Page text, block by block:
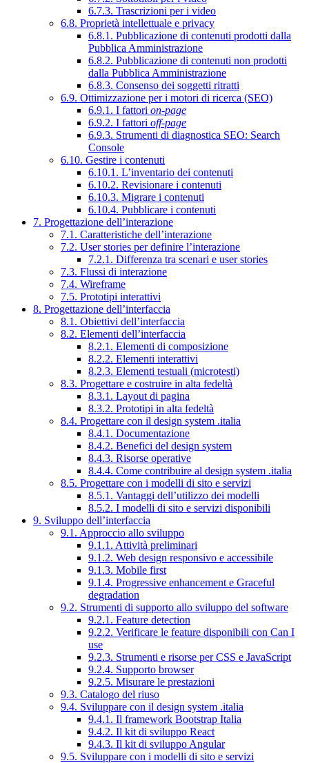
6.7.3. Trascrizioni per i video
6.8. Proprietà intellettuale e privacy
6.8.1. Pubblicazione di contenuti prodotti dalla
Pubblica Amministrazione
6.8.2. Pubblicazione di contenuti non prodotti
dalla Pubblica Amministrazione
6.8.3. Consenso dei soggetti ritratti
6.9. Ottimizzazione per i motori di ricerca (SEO)
6.9.1. I fattori on-page
6.9.2. I fattori off-page
6.9.3. Strumenti di diagnostica SEO: Search
Console
6.10. Gestire i contenuti
6.10.1. L’inventario dei contenuti
6.10.2. Revisionare i contenuti
6.10.3. Migrare i contenuti
6.10.4. Pubblicare i contenuti
7. Progettazione dell’interazione
7.1. Caratteristiche dell’interazione
7.2. User stories per definire l’interazione
7.2.1. Differenza tra scenari e user stories
7.3. Flussi di interazione
7.4. Wireframe
7.5. Prototipi interattivi
8. Progettazione dell’interfaccia
8.1. Obiettivi dell’interfaccia
8.2. Elementi dell’interfaccia
8.2.1. Elementi di composizione
8.2.2. Elementi interattivi
8.2.3. Elementi testuali (microtesti)
8.3. Progettare e costruire in alta fedeltà
8.3.1. Layout di pagina
8.3.2. Prototipi in alta fedeltà
8.4. Progettare con il design system .italia
8.4.1. Documentazione
8.4.2. Benefici del design system
8.4.3. Risorse operative
8.4.4. Come contribuire al design system .italia
8.5. Progettare con i modelli di sito e servizi
8.5.1. Vantaggi dell’utilizzo dei modelli
8.5.2. I modelli di sito e servizi disponibili
9. Sviluppo dell’interfaccia
9.1. Approccio allo sviluppo
9.1.1. Attività preliminari
9.1.2. Web design responsivo e accessibile
9.1.3. Mobile first
9.1.4. Progressive enhancement e Graceful
degradation
9.2. Strumenti di supporto allo sviluppo del software
9.2.1. Feature detection
9.2.2. Verificare le feature disponibili con Can I
use
9.2.3. Strumenti e risorse per CSS e JavaScript
9.2.4. Supporto browser
9.2.5. Misurare le prestazioni
9.3. Catalogo del riuso
9.4. Sviluppare con il design system .italia
9.4.1. Il framework Bootstrap Italia
9.4.2. Il kit di sviluppo React
9.4.3. Il kit di sviluppo Angular
9.5. Sviluppare con i modelli di sito e servizi